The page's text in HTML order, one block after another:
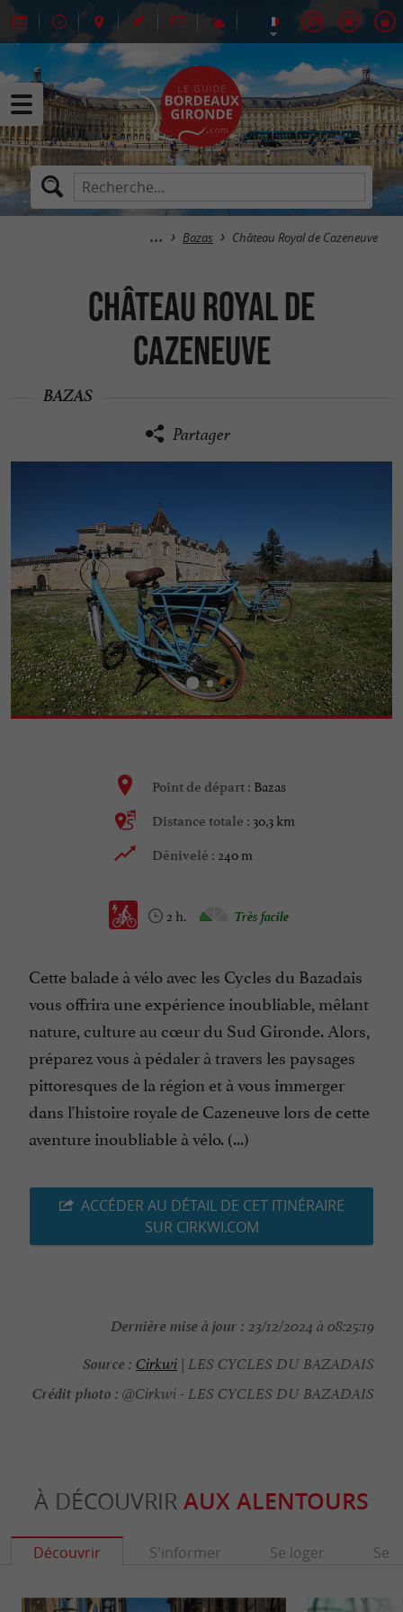
Bazas Château Royal de Cazeneuve
Château Royal de
Cazeneuve
BAZAS
Partager
Point de départ : Bazas
Distance totale : 30,3 km
Dénivelé : 240 m
2 h. Très facile
Cette balade à vélo avec les Cycles du Bazadais
vous offrira une expérience inoubliable, mêlant
nature, culture au cœur du Sud Gironde. Alors,
préparez vous à pédaler à travers les paysages
pittoresques de la région et à vous immerger
dans l'histoire royale de Cazeneuve lors de cette
aventure inoubliable à vélo. (...)
ACCÉDER AU DÉTAIL DE CET ITINÉRAIRE
SUR CIRKWI.COM
Dernière mise à jour : 23/12/2024 à 08:25:19
Source : Cirkwi | LES CYCLES DU BAZADAIS
Crédit photo : @Cirkwi - LES CYCLES DU BAZADAIS
À DÉCOUVRIR AUX ALENTOURS
Découvrir S'informer Se loger Se